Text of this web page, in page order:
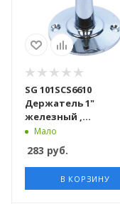
SG 101SCS6610
Держатель 1"
железный ,
хромированный 100
Мало
283 руб.
В КОРЗИНУ